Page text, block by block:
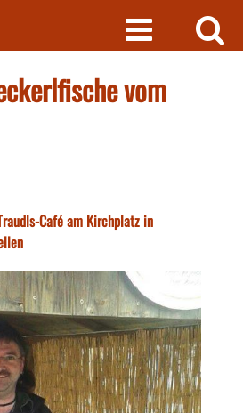
vom
Café am Kirchplatz in